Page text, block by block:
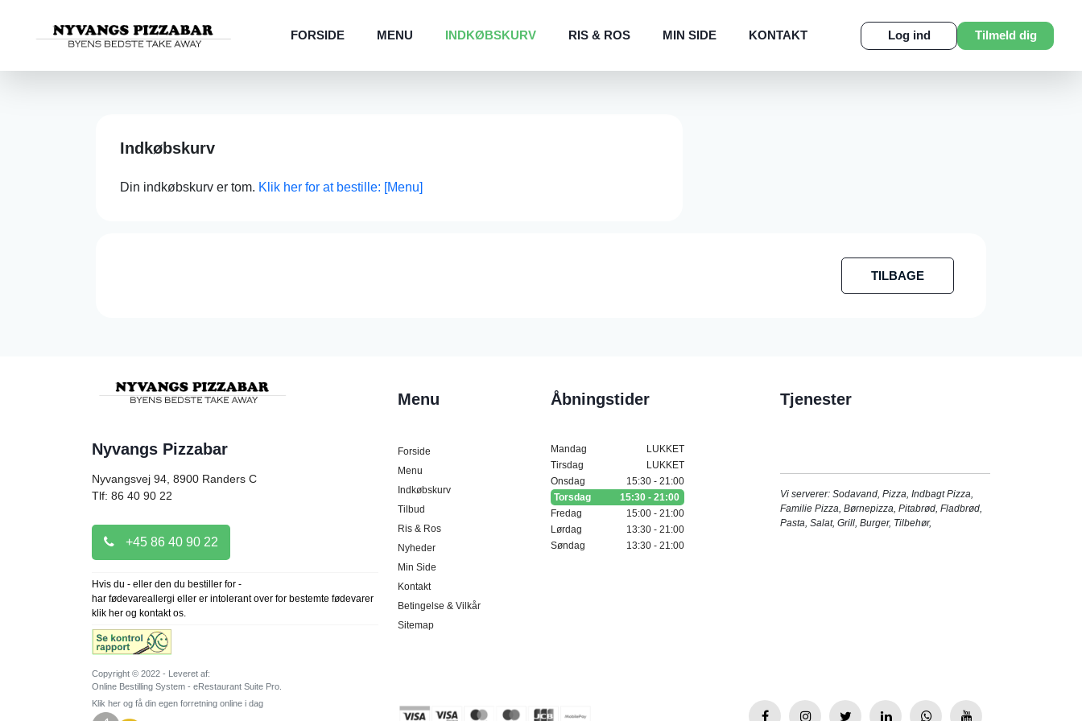
FORSIDE MENU INDKØBSKURV RIS & ROS MIN SIDE KONTAKT Log ind Tilmeld dig
Indkøbskurv
Din indkøbskurv er tom. Klik her for at bestille: [Menu]
TILBAGE
Nyvangs Pizzabar
Nyvangsvej 94, 8900 Randers C
Tlf: 86 40 90 22
+45 86 40 90 22
Hvis du - eller den du bestiller for -
har fødevareallergi eller er intolerant over for bestemte fødevarer
klik her og kontakt os.
Menu
Forside
Menu
Indkøbskurv
Tilbud
Ris & Ros
Nyheder
Min Side
Kontakt
Betingelse & Vilkår
Sitemap
Åbningstider
Mandag
LUKKET
Tirsdag
LUKKET
Onsdag
15:30 - 21:00
Torsdag
15:30 - 21:00
Fredag
15:00 - 21:00
Lørdag
13:30 - 21:00
Søndag
13:30 - 21:00
Tjenester
Vi serverer: Sodavand, Pizza, Indbagt Pizza,
Familie Pizza, Børnepizza, Pitabrød, Fladbrød,
Pasta, Salat, Grill, Burger, Tilbehør,
Copyright © 2022 - Leveret af:
Online Bestilling System - eRestaurant Suite Pro.
Klik her og få din egen forretning online i dag